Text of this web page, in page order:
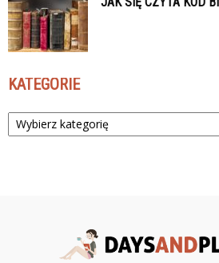
KATEGORIE
Kategorie